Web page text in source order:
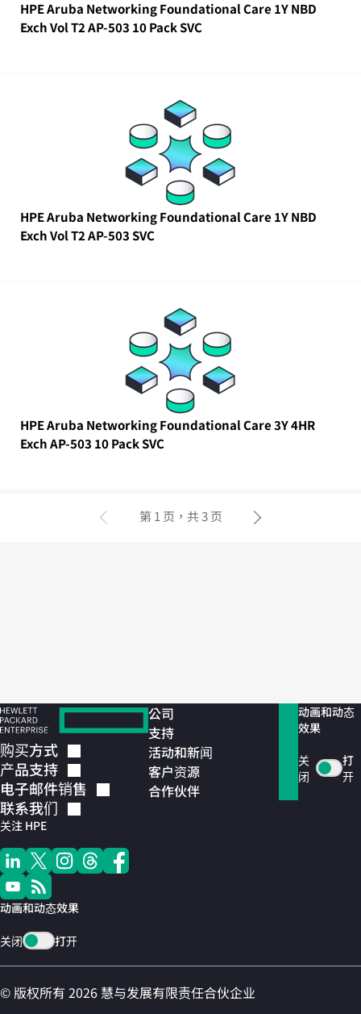
HPE Aruba Networking Foundational Care 1Y NBD
Exch Vol T2 AP-503 10 Pack SVC
HPE Aruba Networking Foundational Care 1Y NBD
Exch Vol T2 AP-503 SVC
HPE Aruba Networking Foundational Care 3Y 4HR
Exch AP-503 10 Pack SVC
第 1 页，共 3 页
购买方式
产品支持
电子邮件销售
联系我们
关注 HPE
动画和动态效果
关闭 打开
公司
支持
活动和新闻
客户资源
合作伙伴
动画和动态
效果
关
闭
打
开
© 版权所有 2026 慧与发展有限责任合伙企业